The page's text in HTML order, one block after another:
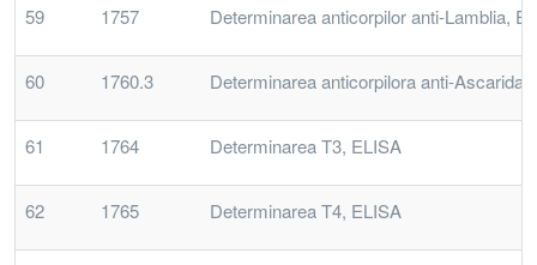
59 1757 Determinarea anticorpilor anti-Lamblia,
60 1760.3 Determinarea anticorpilora anti-Ascarida
61 1764 Determinarea T3, ELISA
62 1765 Determinarea T4, ELISA